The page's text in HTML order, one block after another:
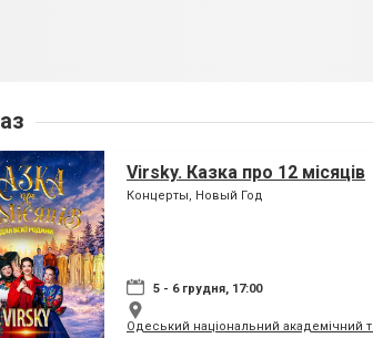
Virsky. Казка про 12 місяців
Концерты, Новый Год
5 - 6 грудня, 17:00
Одеський національний академічний